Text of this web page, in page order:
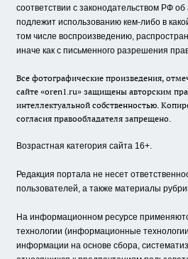
соответствии с законодательством РФ
подлежит использованию кем-либо в
том числе воспроизведению,
иначе как с письменного разрешения
Все фотографические произведения,
сайте «oren1.ru» защищены авторским
интеллектуальной собственностью.
согласия правообладателя запрещено.
Возрастная категория сайта 16+.
Редакция портала не несет
пользователей, а также материалы
На информационном ресурсе
технологии (информационные
информации на основе сбора,